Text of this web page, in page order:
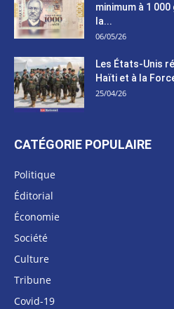
minimum à 1
la...
06/05/26
Les États-Unis
Haïti et à la
25/04/26
CATÉGORIE POPULAIRE
Politique
Éditorial
Économie
Société
Culture
Tribune
Covid-19